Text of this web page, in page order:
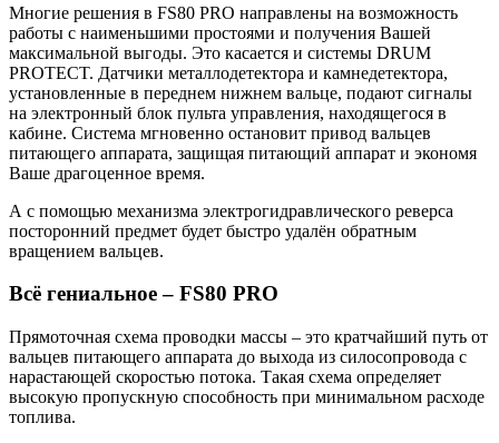
Многие решения в FS80 PRO направлены на возможность
работы с наименьшими простоями и получения Вашей
максимальной выгоды. Это касается и системы DRUM
PROTECT. Датчики металлодетектора и камнедетектора,
установленные в переднем нижнем вальце, подают сигналы
на электронный блок пульта управления, находящегося в
кабине. Система мгновенно остановит привод вальцев
питающего аппарата, защищая питающий аппарат и экономя
Ваше драгоценное время.
А с помощью механизма электрогидравлического реверса
посторонний предмет будет быстро удалён обратным
вращением вальцев.
Всё гениальное – FS80 PRO
Прямоточная схема проводки массы – это кратчайший путь от
вальцев питающего аппарата до выхода из силосопровода с
нарастающей скоростью потока. Такая схема определяет
высокую пропускную способность при минимальном расходе
топлива.